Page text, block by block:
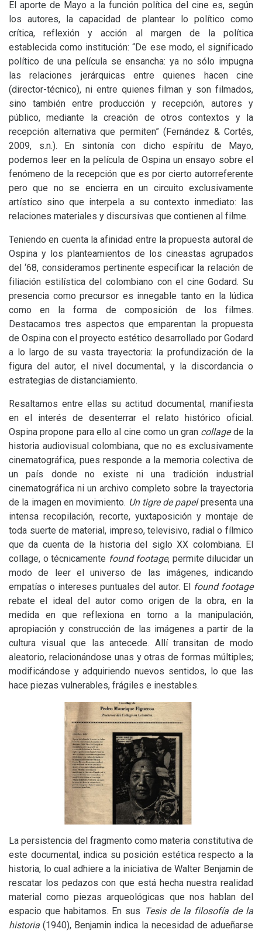
El aporte de Mayo a la función política del cine es, según
los autores, la capacidad de plantear lo político como
crítica, reflexión y acción al margen de la política
establecida como institución: “De ese modo, el significado
político de una película se ensancha: ya no sólo impugna
las relaciones jerárquicas entre quienes hacen cine
(director-técnico), ni entre quienes filman y son filmados,
sino también entre producción y recepción, autores y
público, mediante la creación de otros contextos y la
recepción alternativa que permiten” (Fernández &Cortés,
2009, s.n.). En sintonía con dicho espíritu de Mayo,
podemos leer en la película de Ospina un ensayo sobre el
fenómeno de la recepción que es por cierto autorreferente
pero que no se encierra en un circuito exclusivamente
artístico sino que interpela a su contexto inmediato: las
relaciones materiales y discursivas que contienen al filme.
Teniendo en cuenta la afinidad entre la propuesta autoral de
Ospina y los planteamientos de los cineastas agrupados
del ‘68, consideramos pertinente especificar la relación de
filiación estilística del colombiano con el cine Godard. Su
presencia como precursor es innegable tanto en la lúdica
como en la forma de composición de los filmes.
Destacamos tres aspectos que emparentan la propuesta
de Ospina con el proyecto estético desarrollado por Godard
a lo largo de su vasta trayectoria: la profundización de la
figura del autor, el nivel documental, y la discordancia o
estrategias de distanciamiento.
Resaltamos entre ellas su actitud documental, manifiesta
en el interés de desenterrar el relato histórico oficial.
Ospina propone para ello al cine como un gran collagede la
historia audiovisual colombiana, que no es exclusivamente
cinematográfica, pues responde a la memoria colectiva de
un país donde no existe ni una tradición industrial
cinematográfica ni un archivo completo sobre la trayectoria
de la imagen en movimiento. Un tigre de papelpresenta una
intensa recopilación, recorte, yuxtaposición y montaje de
toda suerte de material, impreso, televisivo, radial o fílmico
que da cuenta de la historia del sigloXX colombiana. El
collage, o técnicamente found footage, permite dilucidar un
modo de leer el universo de las imágenes, indicando
empatías o intereses puntuales del autor. El found footage
rebate el ideal del autor como origen de la obra, en la
medida en que reflexiona en torno a la manipulación,
apropiación y construcción de las imágenes a partir de la
cultura visual que las antecede. Allí transitan de modo
aleatorio, relacionándose unas y otras de formas múltiples;
modificándose y adquiriendo nuevos sentidos, lo que las
hace piezas vulnerables, frágiles e inestables.
La persistencia del fragmento como materia constitutiva de
este documental, indica su posición estética respecto a la
historia, lo cual adhiere a la iniciativa de Walter Benjamin de
rescatar los pedazos con que está hecha nuestra realidad
material como piezas arqueológicas que nos hablan del
espacio que habitamos. En sus Tesis de la filosofía de la
historia (1940), Benjamin indica la necesidad de adueñarse